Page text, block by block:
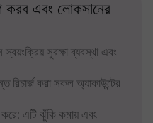
করব এবং লোকসানের
সুরক্ষা ব্যবস্থা এবং
করা সকল অ্যাকাউন্টের
করে: এটি ঝুঁকি কমায় এবং